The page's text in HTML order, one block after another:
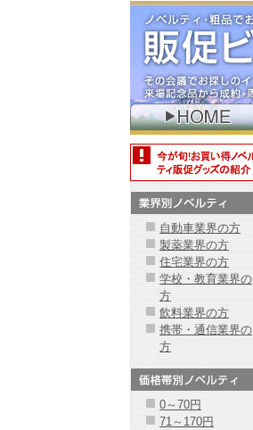
自動車業界の方
製薬業界の方
住宅業界の方
学校・教育業界の
方
飲料業界の方
携帯・通信業界の
方
0～70円
71～170円